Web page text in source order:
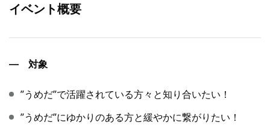
イベント概要
対象
”うめだ”で活躍されている方々と知り合いたい！
”うめだ”にゆかりのある方と緩やかに繋がりたい！